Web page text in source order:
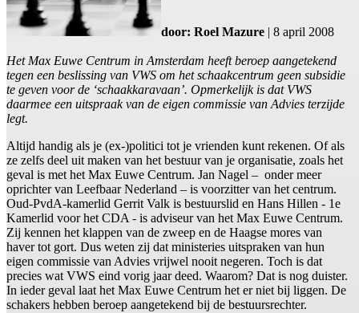
door: Roel Mazure | 8 april 2008
Het Max Euwe Centrum in Amsterdam heeft beroep aangetekend
tegen een beslissing van VWS om het schaakcentrum geen subsidie
te geven voor de ‘schaakkaravaan’. Opmerkelijk is dat VWS
daarmee een uitspraak van de eigen commissie van Advies terzijde
legt.
Altijd handig als je (ex-)politici tot je vrienden kunt rekenen. Of als
ze zelfs deel uit maken van het bestuur van je organisatie, zoals het
geval is met het Max Euwe Centrum. Jan Nagel – onder meer
oprichter van Leefbaar Nederland – is voorzitter van het centrum.
Oud-PvdA-kamerlid Gerrit Valk is bestuurslid en Hans Hillen - 1e
Kamerlid voor het CDA - is adviseur van het Max Euwe Centrum.
Zij kennen het klappen van de zweep en de Haagse mores van
haver tot gort. Dus weten zij dat ministeries uitspraken van hun
eigen commissie van Advies vrijwel nooit negeren. Toch is dat
precies wat VWS eind vorig jaar deed. Waarom? Dat is nog duister.
In ieder geval laat het Max Euwe Centrum het er niet bij liggen. De
schakers hebben beroep aangetekend bij de bestuursrechter.